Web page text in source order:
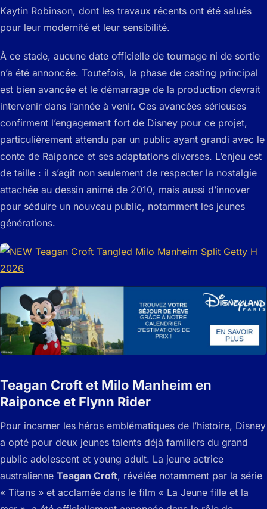
Kaytin Robinson, dont les travaux récents ont été salués
pour leur modernité et leur sensibilité.
À ce stade, aucune date officielle de tournage ni de sortie
n’a été annoncée. Toutefois, la phase de casting principal
est bien avancée et le démarrage de la production devrait
intervenir dans l’année à venir. Ces avancées sérieuses
confirment l’engagement fort de Disney pour ce projet,
particulièrement attendu par un public ayant grandi avec le
conte de Raiponce et ses adaptations diverses. L’enjeu est
de taille : il s’agit non seulement de respecter la nostalgie
attachée au dessin animé de 2010, mais aussi d’innover
pour séduire un nouveau public, notamment les jeunes
générations.
Teagan Croft et Milo Manheim en
Raiponce et Flynn Rider
Pour incarner les héros emblématiques de l’histoire, Disney
a opté pour deux jeunes talents déjà familiers du grand
public adolescent et young adult. La jeune actrice
australienne Teagan Croft, révélée notamment par la série
« Titans » et acclamée dans le film « La Jeune fille et la